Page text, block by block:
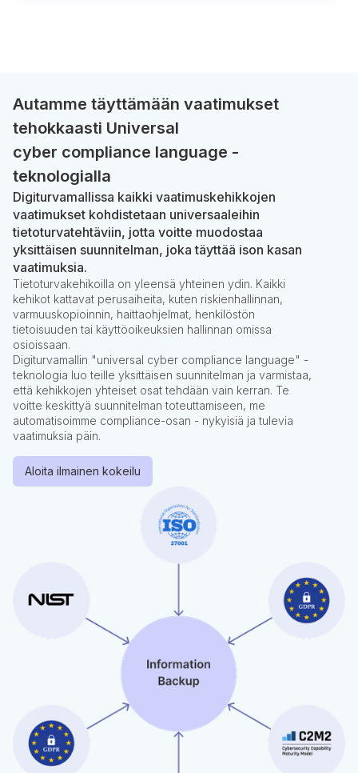
Autamme täyttämään vaatimukset
tehokkaasti Universal
cyber compliance language -
teknologialla
Digiturvamallissa kaikki vaatimuskehikkojen
vaatimukset kohdistetaan universaaleihin
tietoturvatehtäviin, jotta voitte muodostaa
yksittäisen suunnitelman, joka täyttää ison kasan
vaatimuksia.
Tietoturvakehikoilla on yleensä yhteinen ydin. Kaikki
kehikot kattavat perusaiheita, kuten riskienhallinnan,
varmuuskopioinnin, haittaohjelmat, henkilöstön
tietoisuuden tai käyttöoikeuksien hallinnan omissa
osioissaan.
Digiturvamallin "universal cyber compliance language" -
teknologia luo teille yksittäisen suunnitelman ja varmistaa,
että kehikkojen yhteiset osat tehdään vain kerran. Te
voitte keskittyä suunnitelman toteuttamiseen, me
automatisoimme compliance-osan - nykyisiä ja tulevia
vaatimuksia päin.
Aloita ilmainen kokeilu